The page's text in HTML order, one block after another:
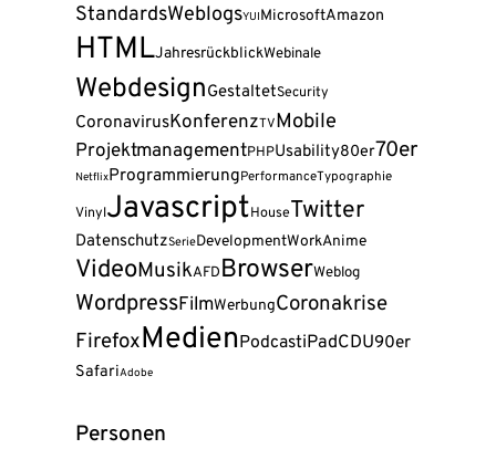
StandardsWeblogsYUIMicrosoftAmazon
HTMLJahresrückblickWebinale
WebdesignGestaltetSecurity
CoronavirusKonferenzTVMobile
ProjektmanagementPHPUsability80er70er
NetflixProgrammierungPerformanceTypographie
VinylJavascriptHouseTwitter
DatenschutzSerieDevelopmentWorkAnime
VideoMusikAFDBrowserWeblog
WordpressFilmWerbungCoronakrise
FirefoxMedienPodcastiPadCDU90er
SafariAdobe
Personen